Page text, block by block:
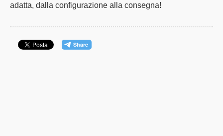
adatta, dalla configurazione alla consegna!